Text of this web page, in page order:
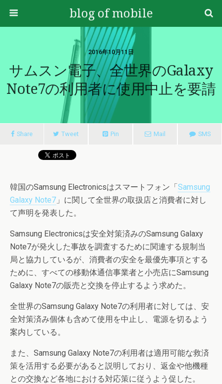
blog of mobile
2016年10月11日
サムスン電子、全世界のGalaxy
Note7の利用者に使用中止を要請
Share Tweet Pin Mail SMS
韓国のSamsung Electronicsはスマートフォン「Samsung
Galaxy Note7 」に関して全世界の取扱店と消費者に対し
て声明を発表した。
Samsung Electronicsは安全対策済みのSamsung Galaxy
Note7が発火した事故を調査するために関連する規制当
局と協力しているが、消費者の安全を最優先事項とする
ために、すべての移動体通信事業者と小売店にSamsung
Galaxy Note7の販売と交換を停止するよう求めた。
全世界のSamsung Galaxy Note7の利用者に対しては、安
全対策済み個体も含めて使用を中止し、電源を切るよう
案内している。
また、Samsung Galaxy Note7の利用者は適用可能な救済
策を活用する必要があると説明しており、返金や他機種
との交換など各地における対応策に従うよう促した。